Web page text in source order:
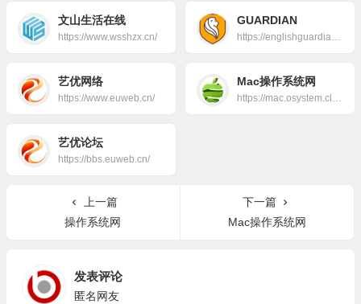
文山生活在线
https://www.wsshzx.cn/
GUARDIAN
https://englishguardian.com/zh/
艺优网络
https://www.euweb.cn/
Mac操作系统网
https://mac.osystem.club/
艺优论坛
https://bbs.euweb.cn/
上一篇
操作系统网
下一篇
Mac操作系统网
发表评论
匿名网友